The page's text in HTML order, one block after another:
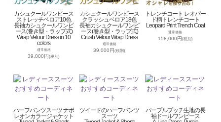
カシュクールワンピース
ストレッチベロア10色
長袖カシュクールワンピ
ース(巻き型・ラップ式)
Wrap Velour Dress in 10
colors
通常価格
39,000円(税別)
カシュクールワンピース
クラッシュベロア18色
長袖カシュクールワンピ
ース(巻き型・ラップ式)
Crush Velour Wrap Dress
通常価格
39,000円(税別)
トレンチコート レオパー
ド柄トレンチコート
Leopard Print Trench Coat
通常価格
158,000円(税別)
ハーフパンツスーツ ナポ
レオンカラージャケット
ツイードのハーフパンツ
スーツ
パープルプッチ生地の長
袖ドールワンピース